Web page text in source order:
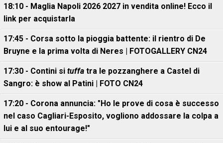
18:10 - Maglia Napoli 2026 2027 in vendita online! Ecco il
link per acquistarla
17:45 - Corsa sotto la pioggia battente: il rientro di De
Bruyne e la prima volta di Neres | FOTOGALLERY CN24
17:30 - Contini si tuffa tra le pozzanghere a Castel di
Sangro: è show al Patini | FOTO CN24
17:20 - Corona annuncia: "Ho le prove di cosa è successo
nel caso Cagliari-Esposito, vogliono addossare la colpa a
lui e al suo entourage!"